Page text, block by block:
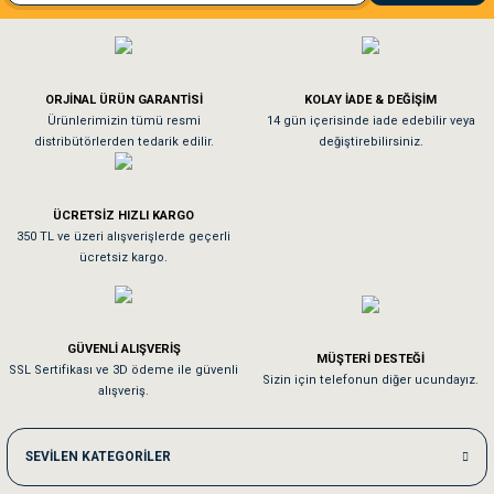
Gönder
El**** Ek******
Köpeğim bayıldı hediyeler için teşekkürler
As**** Tu******
Tavşanım kafesinin kalitesine ve paketlemesine bayıldım
Sa**** On******
Kedilerim beğeniyorlar. Memnunuz. Uygun fiyatta olması iyi.
Me***** Ya******
Akşam verdiğim sipariş bir sonraki gün elime ulaştı. Jack russell köpeğim
ORJİNAL ÜRÜN GARANTİSİ
Ürünlerimizin tümü resmi
distribütörlerden tedarik edilir.
KOLAY İADE & DEĞİŞİM
14 gün içerisinde iade edebilir veya
değiştirebilirsiniz.
ÜCRETSİZ HIZLI KARGO
350 TL ve üzeri alışverişlerde geçerli
ücretsiz kargo.
GÜVENLİ ALIŞVERİŞ
SSL Sertifikası ve 3D ödeme ile güvenli
alışveriş.
MÜŞTERİ DESTEĞİ
Sizin için telefonun diğer ucundayız.
SEVİLEN KATEGORİLER